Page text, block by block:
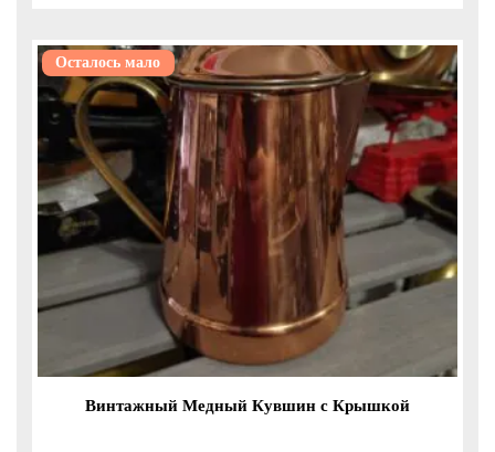
Осталось мало
Винтажный Медный Кувшин с Крышкой